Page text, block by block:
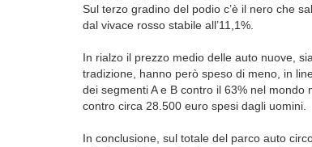
Sul terzo gradino del podio c’è il nero che
dal vivace rosso stabile all’11,1%.
In rialzo il prezzo medio delle auto nuove,
tradizione, hanno però speso di meno, in
dei segmenti A e B contro il 63% nel mondo
contro circa 28.500 euro spesi dagli uomini.
In conclusione, sul totale del parco auto